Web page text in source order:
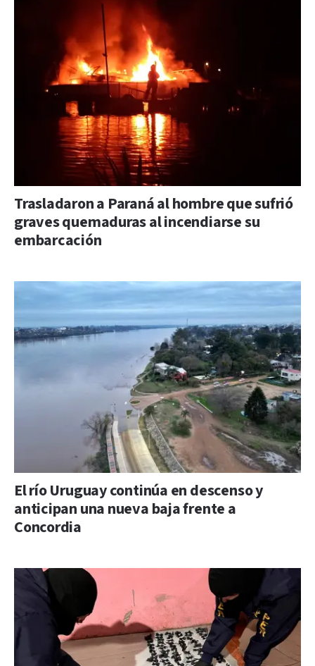
Trasladaron a Paraná al hombre que sufrió
graves quemaduras al incendiarse su
embarcación
El río Uruguay continúa en descenso y
anticipan una nueva baja frente a
Concordia